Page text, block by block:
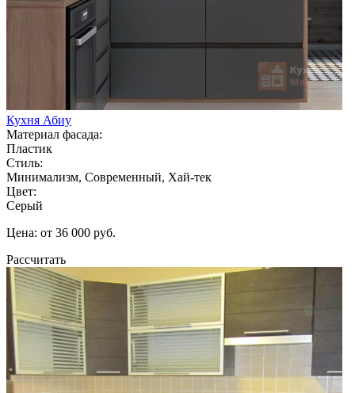
Кухня Абиу
Материал фасада:
Пластик
Стиль:
Минимализм, Современный, Хай-тек
Цвет:
Серый
Цена: от 36 000 руб.
Рассчитать